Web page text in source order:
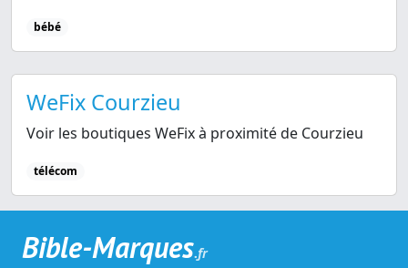
bébé
WeFix Courzieu
Voir les boutiques WeFix à proximité de Courzieu
télécom
Bible-Marques.fr